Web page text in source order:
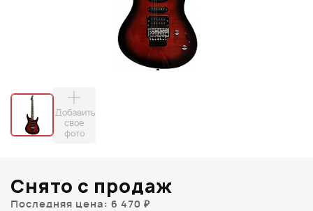
Добавить
свое
фото
Снято с продаж
Последняя цена: 6 470 ₽